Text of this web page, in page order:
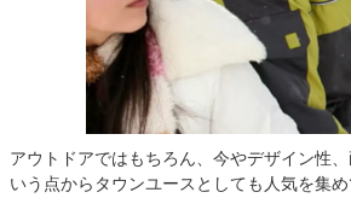
アウトドアではもちろん、今やデザイン性
いう点からタウンユースとしても人気を集